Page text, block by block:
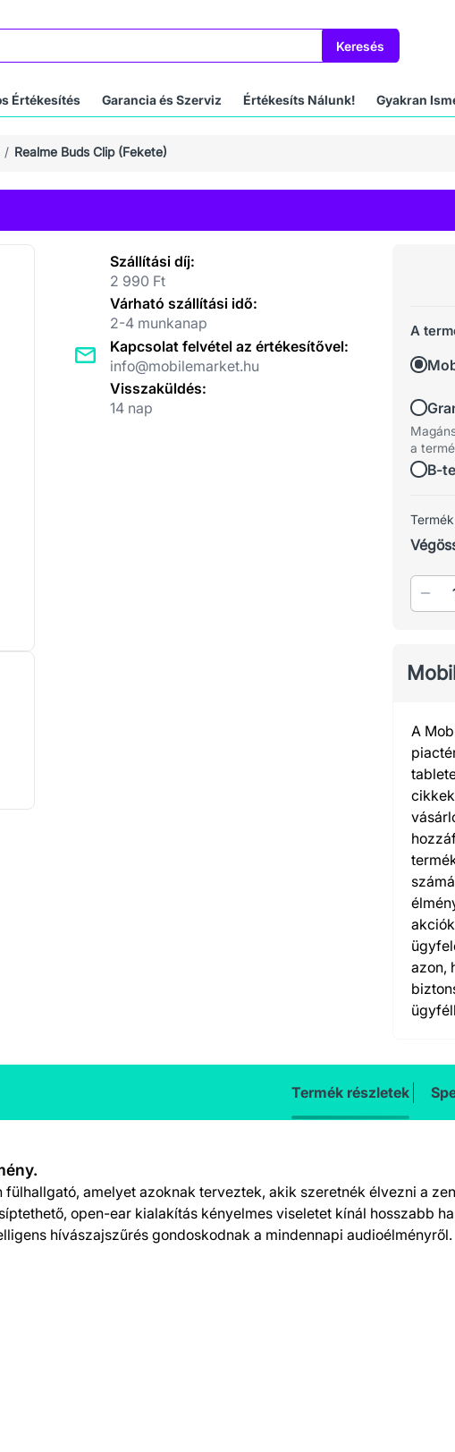
Keresés
Értékesítés Garancia és Szerviz Értékesíts Nálunk! Gyakran
Realme Buds Clip (Fekete)
Szállítási díj:
2 990 Ft
Várható szállítási idő:
2-4 munkanap
Kapcsolat felvétel az értékesítővel:
info@mobilemarket.hu
Visszaküldés:
14 nap
A
a
B-
A
azon,
Termék részletek
amelyet azoknak terveztek, akik szeretnék élvezni a
open-ear kialakítás kényelmes viseletet kínál hosszabb
hívászajszűrés gondoskodnak a mindennapi audioélményről.